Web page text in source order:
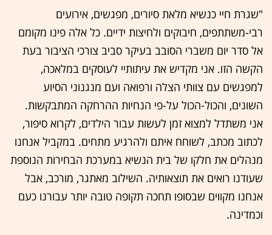
"שגרת חיי כנשיא מלאת סיורים, מפגשים, אירועים
רבי-משתתפים, חיבוקים ולחיצות ידיים. כל אלה פינו מקומם
אל סדר יום משברי הסובב בעיקר סביב צורכי הציבור בעת
הקשה הזו. אני מקדיש את עיתותיי לעוסקים במלאכה,
למפגשים עם צוותי הצלה ורפואה ועם מנגנוני הסיוע
השונים, והכול-הכול על-פי הנחיות ההרחקה המתבקשות.
אני משתדל למצוא זמן לעשות עבור הילדים, לקרוא סיפור,
לכתוב מכתב, לשוחח איתם ולהרגיע מתחים. במקביל אנחנו
מנהלים את חלקו של בית הנשיא במערכת הבחירות הנוספת
שעודנו רואים את תוצאותיה. השילוב מאתגר, מורכב, אבל
אנחנו מקווים שבסופו תחכה תקופה טובה יותר עבורנו כעם
וכמדינה.